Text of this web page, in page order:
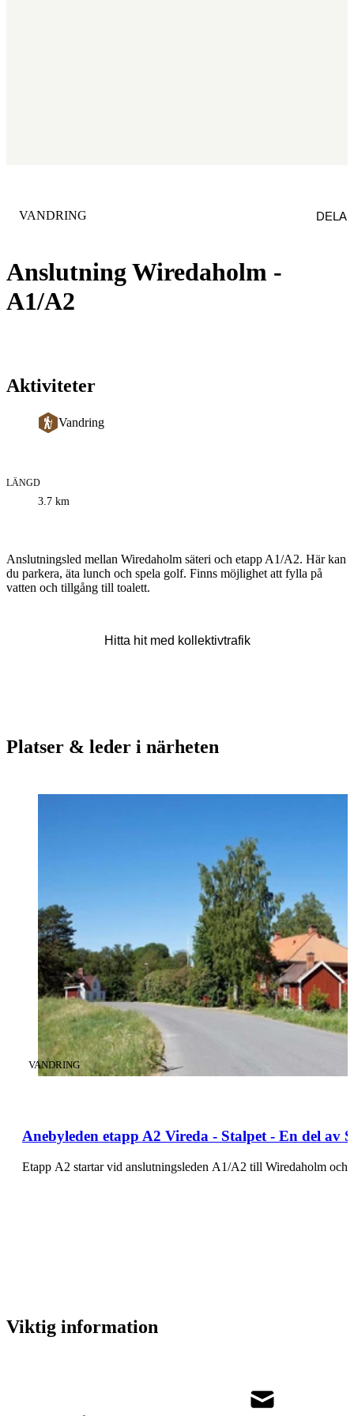
Anslutning Wiredaholm -
A1/A2
KATEGORI:
VANDRING DELA
Aktiviteter
Vandring
Information
LÄNGD
3.7 km
Anslutningsled mellan Wiredaholm säteri och etapp A1/A2. Här kan
du parkera, äta lunch och spela golf. Finns möjlighet att fylla på
vatten och tillgång till toalett.
Hitta hit med kollektivtrafik
Platser & leder i närheten
Anebyleden etapp A2 Vireda - Stalpet - En del av
KATEGORI:
VANDRING
Etapp A2 startar vid anslutningsleden A1/A2 till Wiredaholm
Viktig information